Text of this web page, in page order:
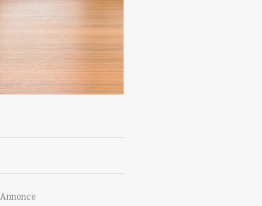
Annonce